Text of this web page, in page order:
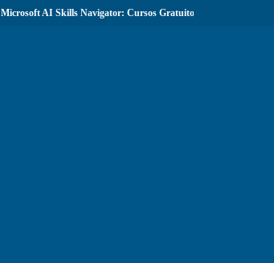
Microsoft AI Skills Navigator: Cursos Gratuitos com Certificação...